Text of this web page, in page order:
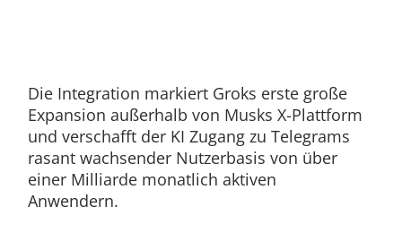
Die Integration markiert Groks erste große
Expansion außerhalb von Musks X-Plattform
und verschafft der KI Zugang zu Telegrams
rasant wachsender Nutzerbasis von über
einer Milliarde monatlich aktiven
Anwendern.